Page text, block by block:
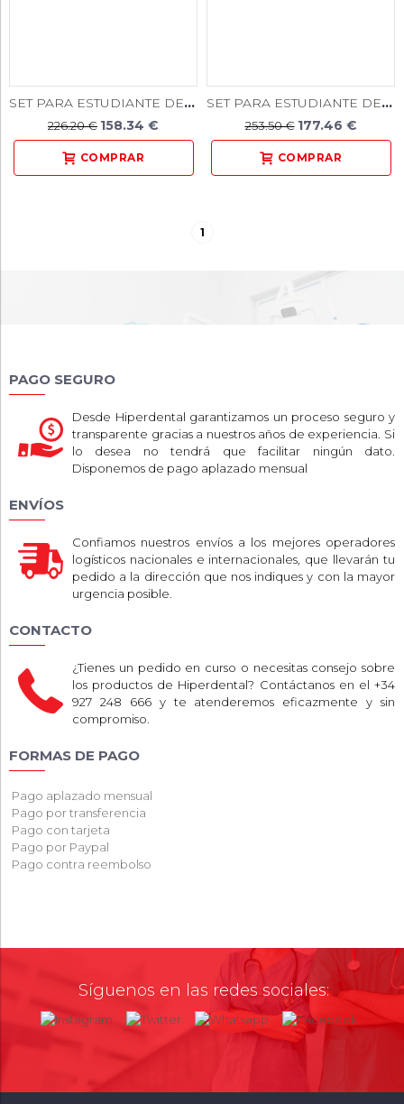
SET PARA ESTUDIANTE DE INSTRUMENTAL LABORATORIO 20 PIEZAS
226.20 € 158.34 €
SET PARA ESTUDIANTE DE INSTRUMENTAL LABORATORIO 24 PIEZAS
253.50 € 177.46 €
1
PAGO SEGURO
Desde Hiperdental garantizamos un proceso seguro y
transparente gracias a nuestros años de experiencia. Si
lo desea no tendrá que facilitar ningún dato.
Disponemos de pago aplazado mensual
ENVÍOS
Confiamos nuestros envíos a los mejores operadores
logísticos nacionales e internacionales, que llevarán tu
pedido a la dirección que nos indiques y con la mayor
urgencia posible.
CONTACTO
¿Tienes un pedido en curso o necesitas consejo sobre
los productos de Hiperdental? Contáctanos en el +34
927 248 666 y te atenderemos eficazmente y sin
compromiso.
FORMAS DE PAGO
Pago aplazado mensual
Pago por transferencia
Pago con tarjeta
Pago por Paypal
Pago contra reembolso
Síguenos en las redes sociales: